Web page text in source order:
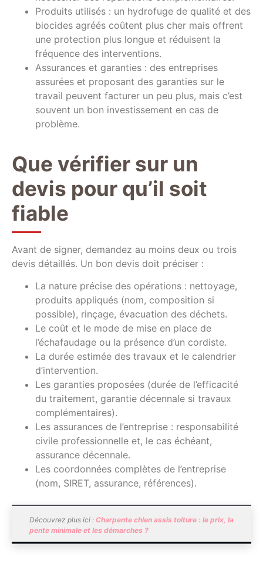
Produits utilisés : un hydrofuge de qualité et des
biocides agréés coûtent plus cher mais offrent
une protection plus longue et réduisent la
fréquence des interventions.
Assurances et garanties : des entreprises
assurées et proposant des garanties sur le
travail peuvent facturer un peu plus, mais c’est
souvent un bon investissement en cas de
problème.
Que vérifier sur un
devis pour qu’il soit
fiable
Avant de signer, demandez au moins deux ou trois
devis détaillés. Un bon devis doit préciser :
La nature précise des opérations : nettoyage,
produits appliqués (nom, composition si
possible), rinçage, évacuation des déchets.
Le coût et le mode de mise en place de
l’échafaudage ou la présence d’un cordiste.
La durée estimée des travaux et le calendrier
d’intervention.
Les garanties proposées (durée de l’efficacité
du traitement, garantie décennale si travaux
complémentaires).
Les assurances de l’entreprise : responsabilité
civile professionnelle et, le cas échéant,
assurance décennale.
Les coordonnées complètes de l’entreprise
(nom, SIRET, assurance, références).
Découvrez plus ici : Charpente chien assis toiture : le prix, la
pente minimale et les démarches ?